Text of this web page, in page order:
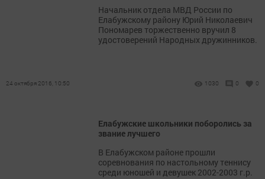
Начальник отдела МВД России по
Елабужскому району Юрий Николаевич
Пономарев торжественно вручил 8
удостоверений Народных дружинников.
24 октября 2016, 10:50 1030 0 0
Елабужские школьники поборолись за
звание лучшего
В Елабужском районе прошли
соревнования по настольному теннису
среди юношей и девушек 2002-2003 г.р.